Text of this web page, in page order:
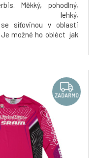
Měkký, pohodlný,
lehký,
se síťovinou v oblasti
Je možné ho obléct jak
ZADARMO